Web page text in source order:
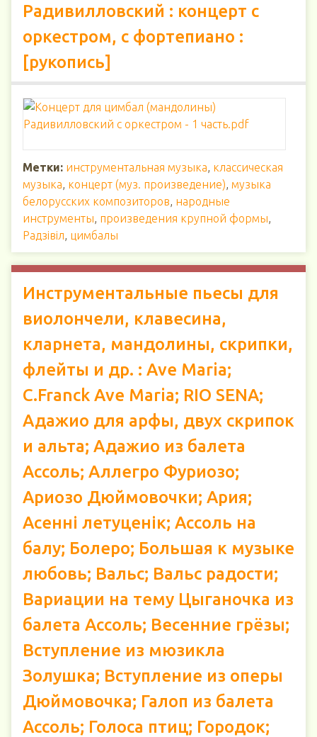
Радивилловский : концерт с
оркестром, с фортепиано :
[рукопись]
Метки: инструментальная музыка, классическая
музыка, концерт (муз. произведение), музыка
белорусских композиторов, народные
инструменты, произведения крупной формы,
Радзiвiл, цимбалы
Инструментальные пьесы для
виолончели, клавесина,
кларнета, мандолины, скрипки,
флейты и др. : Ave Maria;
C.Franck Ave Maria; RIO SENA;
Адажио для арфы, двух скрипок
и альта; Адажио из балета
Ассоль; Аллегро Фуриозо;
Ариозо Дюймовочки; Ария;
Асенні летуценік; Ассоль на
балу; Болеро; Большая к музыке
любовь; Вальс; Вальс радости;
Вариации на тему Цыганочка из
балета Ассоль; Весенние грёзы;
Вступление из мюзикла
Золушка; Вступление из оперы
Дюймовочка; Галоп из балета
Ассоль; Голоса птиц; Городок;